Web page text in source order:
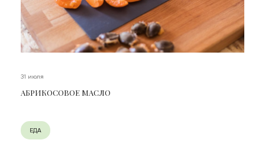
31 июля
АБРИКОСОВОЕ МАСЛО
ЕДА